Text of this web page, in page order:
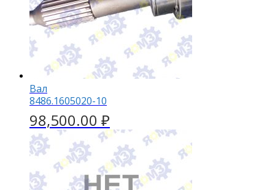
Вал
8486.1605020-10
98,500.00 ₽